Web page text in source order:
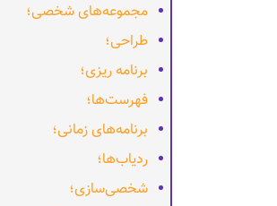
مجموعه‌های شخصی؛
طراحی؛
برنامه ریزی؛
فهرست‌ها؛
برنامه‌های زمانی؛
ردیاب‌ها؛
شخصی‌سازی؛